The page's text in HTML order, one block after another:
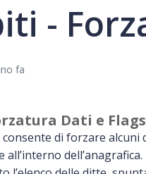
-
fa
Dati e Flags
di forzare
dell’anagrafica.